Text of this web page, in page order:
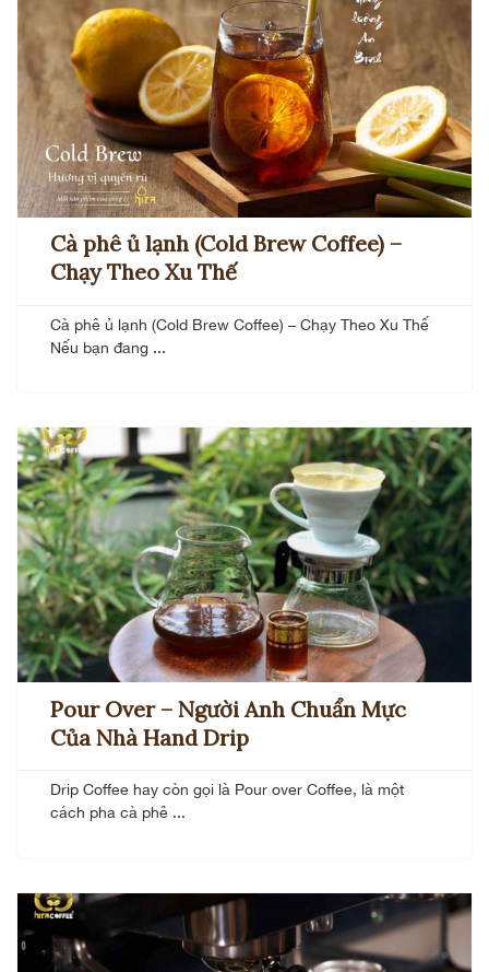
Cà phê ủ lạnh (Cold Brew Coffee) –
Chạy Theo Xu Thế
Cà phê ủ lạnh (Cold Brew Coffee) – Chạy Theo Xu Thế
Nếu bạn đang ...
Pour Over – Người Anh Chuẩn Mực
Của Nhà Hand Drip
Drip Coffee hay còn gọi là Pour over Coffee, là một
cách pha cà phê ...